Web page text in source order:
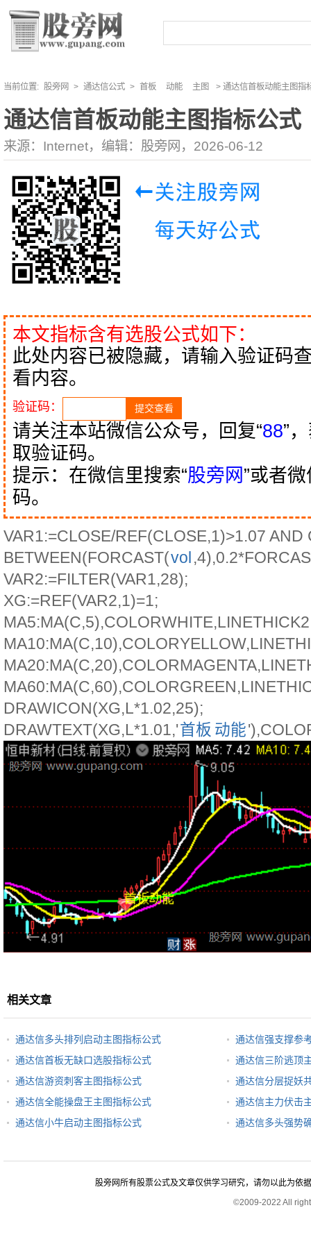
当前位置: 股旁网 > 通达信公式 > 首板 动能 主图 > 通达信首板动能主图指
通达信首板动能主图指标公式
来源：Internet，编辑：股旁网，2026-06-12
本文指标含有选股公式如下：
此处内容已被隐藏，请输入验证码
看内容。
验证码：
请关注本站微信公众号，回复“88”
取验证码。
提示：在微信里搜索“股旁网 ”或者
码。
VAR1:=CLOSE/REF(CLOSE,1)>1.07 AND
BETWEEN(FORCAST(vol
VAR2:=FILTER(VAR1,28);
XG:=REF(VAR2,1)=1;
DRAWICON(XG,L*1.02,25);
DRAWTEXT(XG,L*1.01,'首板 动能
相关文章
通达信多头排列启动主图指标公式
通达信强支撑参
通达信首板无缺口选股指标公式
通达信三阶逃顶
通达信游资刺客主图指标公式
通达信分层捉妖
通达信全能操盘王主图指标公式
通达信主力伏击
通达信小牛启动主图指标公式
通达信多头强势
股旁网所有股票公式及文章仅供学习研究，请勿以此为依
©2009-2022 All